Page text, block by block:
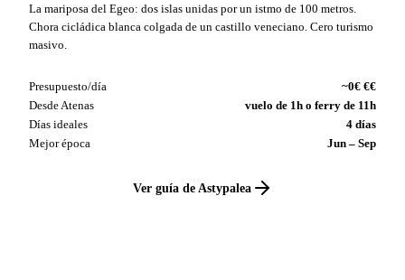
La mariposa del Egeo: dos islas unidas por un istmo de 100 metros.
Chora cicládica blanca colgada de un castillo veneciano. Cero turismo
masivo.
Presupuesto/día
~0€ €€
Desde Atenas
vuelo de 1h o ferry de 11h
Días ideales
4 días
Mejor época
Jun – Sep
Ver guía de Astypalea